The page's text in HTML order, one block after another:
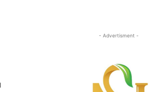
- Advertisment -